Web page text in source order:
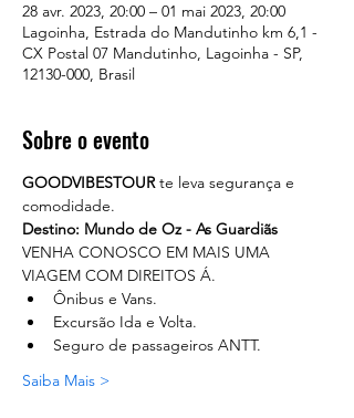
28 avr. 2023, 20:00 – 01 mai 2023, 20:00
Lagoinha, Estrada do Mandutinho km 6,1 -
CX Postal 07 Mandutinho, Lagoinha - SP,
12130-000, Brasil
Sobre o evento
GOODVIBESTOUR te leva segurança e
comodidade.
Destino: Mundo de Oz - As Guardiãs
VENHA CONOSCO EM MAIS UMA
VIAGEM COM DIREITOS Á.
Ônibus e Vans.
Excursão Ida e Volta.
Seguro de passageiros ANTT.
Saiba Mais >